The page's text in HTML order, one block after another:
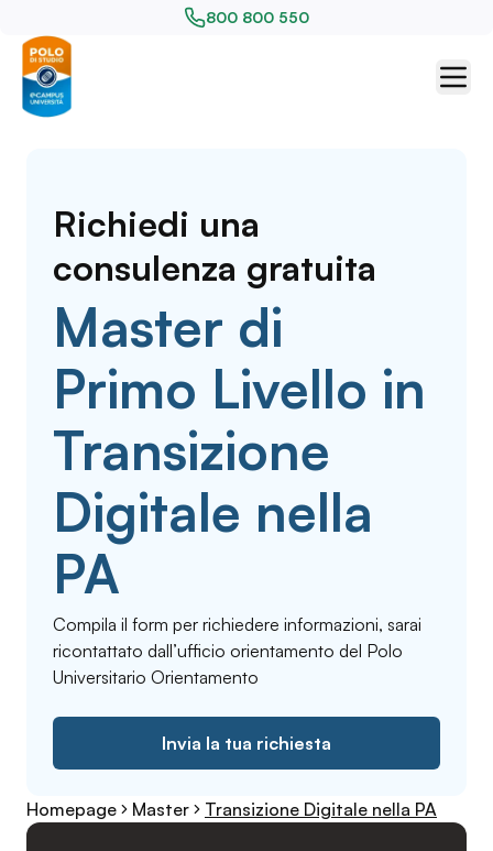
800 800 550
Richiedi una
consulenza gratuita
Master di
Primo Livello in
Transizione
Digitale nella
PA
Compila il form per richiedere informazioni, sarai
ricontattato dall’ufficio orientamento del Polo
Universitario Orientamento
Invia la tua richiesta
Homepage Master Transizione Digitale nella PA